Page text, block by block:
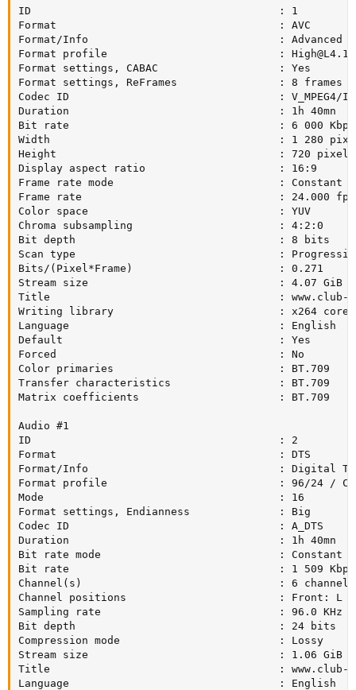
ID                                       : 1
Format                                   : AVC
Format/Info                              : Advanced
Format profile                           : High@L4.1
Format settings, CABAC                   : Yes
Format settings, ReFrames                : 8 frames
Codec ID                                 : V_MPEG4/
Duration                                 : 1h 40mn
Bit rate                                 : 6 000 Kbps
Width                                    : 1 280
Height                                   : 720 pixels
Display aspect ratio                     : 16:9
Frame rate mode                          : Constant
Frame rate                               : 24.000 fps
Color space                              : YUV
Chroma subsampling                       : 4:2:0
Bit depth                                : 8 bits
Scan type                                :
Bits/(Pixel*Frame)                       : 0.271
Stream size                              : 4.07 GiB
Title                                    : www.club-
Writing library                          : x264 core
Language                                 : English
Default                                  : Yes
Forced                                   : No
Color primaries                          : BT.709
Transfer characteristics                 : BT.709
Matrix coefficients                      : BT.709
Audio #1
ID                                       : 2
Format                                   : DTS
Format/Info                              : Digital
Format profile                           : 96/24 /
Mode                                     : 16
Format settings, Endianness              : Big
Codec ID                                 : A_DTS
Duration                                 : 1h 40mn
Bit rate mode                            : Constant
Bit rate                                 : 1 509 Kbps
Channel(s)                               : 6 channels
Channel positions                        : Front: L C
Sampling rate                            : 96.0 KHz /
Bit depth                                : 24 bits
Compression mode                         : Lossy
Stream size                              : 1.06 GiB
Title                                    : www.club-
Language                                 : English